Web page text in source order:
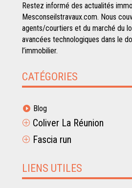
Restez informé des actualités
Mesconseilstravaux.com. Nous
agents/courtiers et du marché du
avancées technologiques dans le
l’immobilier.
CATÉGORIES
 Blog
P Coliver La Réunion
P Fascia run
LIENS UTILES